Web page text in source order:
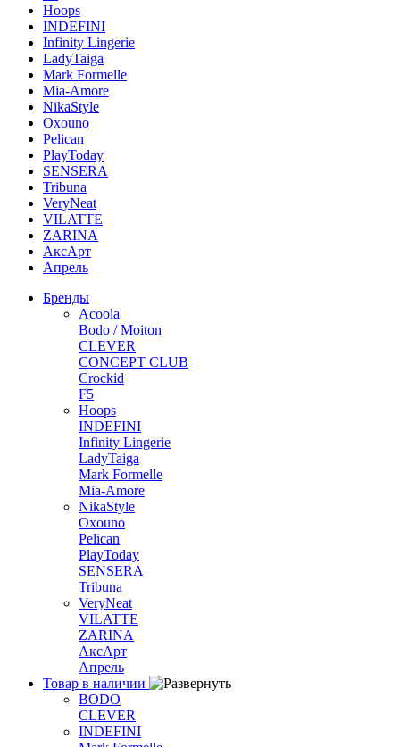
Hoops
INDEFINI
Infinity Lingerie
LadyTaiga
Mark Formelle
Mia-Amore
NikaStyle
Oxouno
Pelican
PlayToday
SENSERA
Tribuna
VeryNeat
VILATTE
ZARINA
АксАрт
Апрель
Бренды
Acoola
Bodo / Moiton
CLEVER
CONCEPT CLUB
Crockid
F5
Hoops
INDEFINI
Infinity Lingerie
LadyTaiga
Mark Formelle
Mia-Amore
NikaStyle
Oxouno
Pelican
PlayToday
SENSERA
Tribuna
VeryNeat
VILATTE
ZARINA
АксАрт
Апрель
Товар в наличии
BODO
CLEVER
INDEFINI